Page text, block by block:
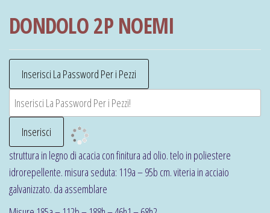
DONDOLO 2P NOEMI
struttura in legno di acacia con finitura ad olio. telo in poliestere
idrorepellente. misura seduta: 119a – 95b cm. viteria in acciaio
galvanizzato. da assemblare